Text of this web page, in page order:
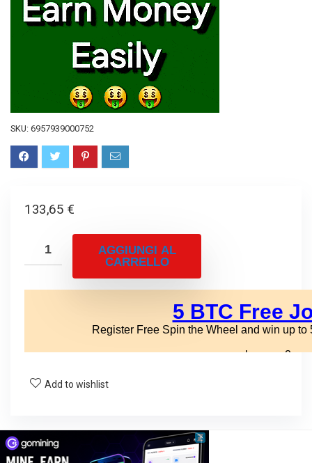
SKU: 6957939000752
133,65 €
AGGIUNGI AL
CARRELLO
Add to wishlist